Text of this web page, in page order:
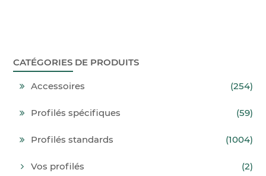
CATÉGORIES DE PRODUITS
Accessoires (254)
Profilés spécifiques (59)
Profilés standards (1004)
Vos profilés (2)